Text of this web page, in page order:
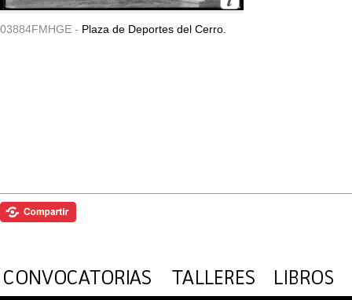
03884FMHGE - Plaza de Deportes del Cerro.